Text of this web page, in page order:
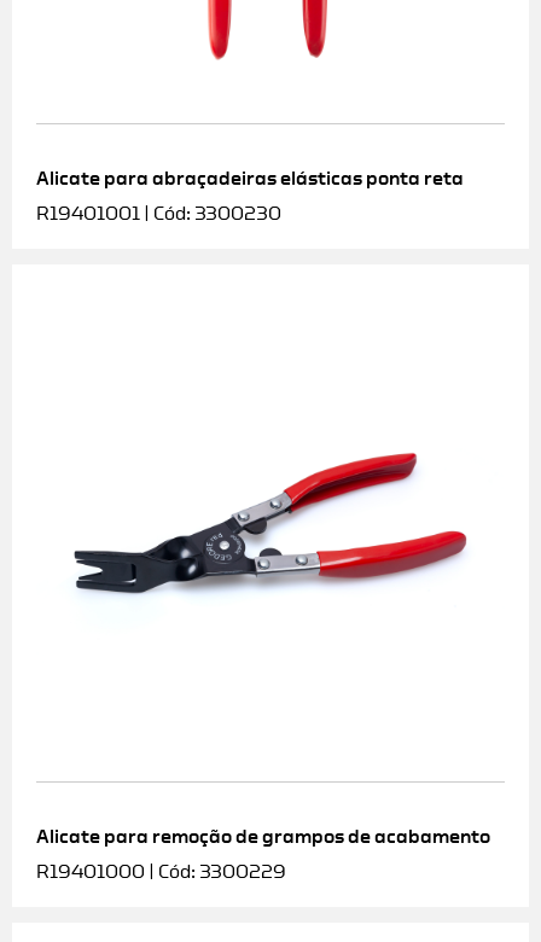
Alicate para abraçadeiras elásticas ponta reta
R19401001 | Cód: 3300230
Alicate para remoção de grampos de acabamento
R19401000 | Cód: 3300229